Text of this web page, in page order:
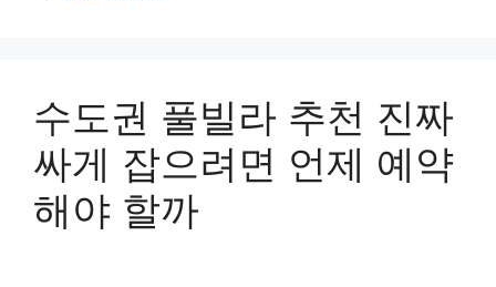
수도권 풀빌라 추천 진짜
싸게 잡으려면 언제 예약
해야 할까